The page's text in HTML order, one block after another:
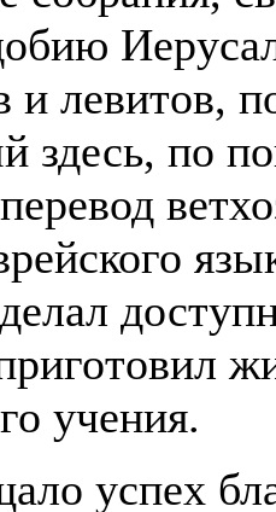
и левитов,
здесь, по
учения.
успех